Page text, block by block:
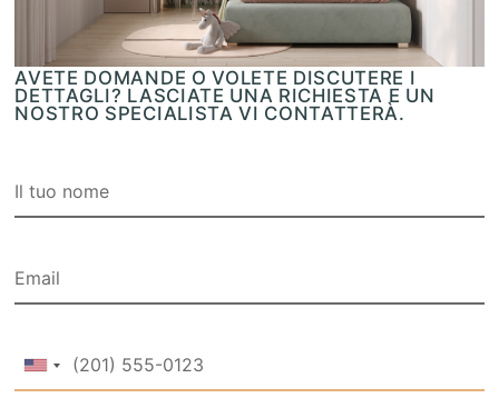
AVETE DOMANDE O VOLETE DISCUTERE I
DETTAGLI? LASCIATE UNA RICHIESTA E UN
NOSTRO SPECIALISTA VI CONTATTERÀ.